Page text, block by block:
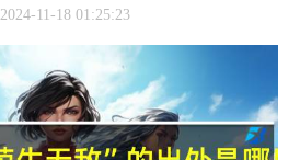
2024-11-18 01:25:23